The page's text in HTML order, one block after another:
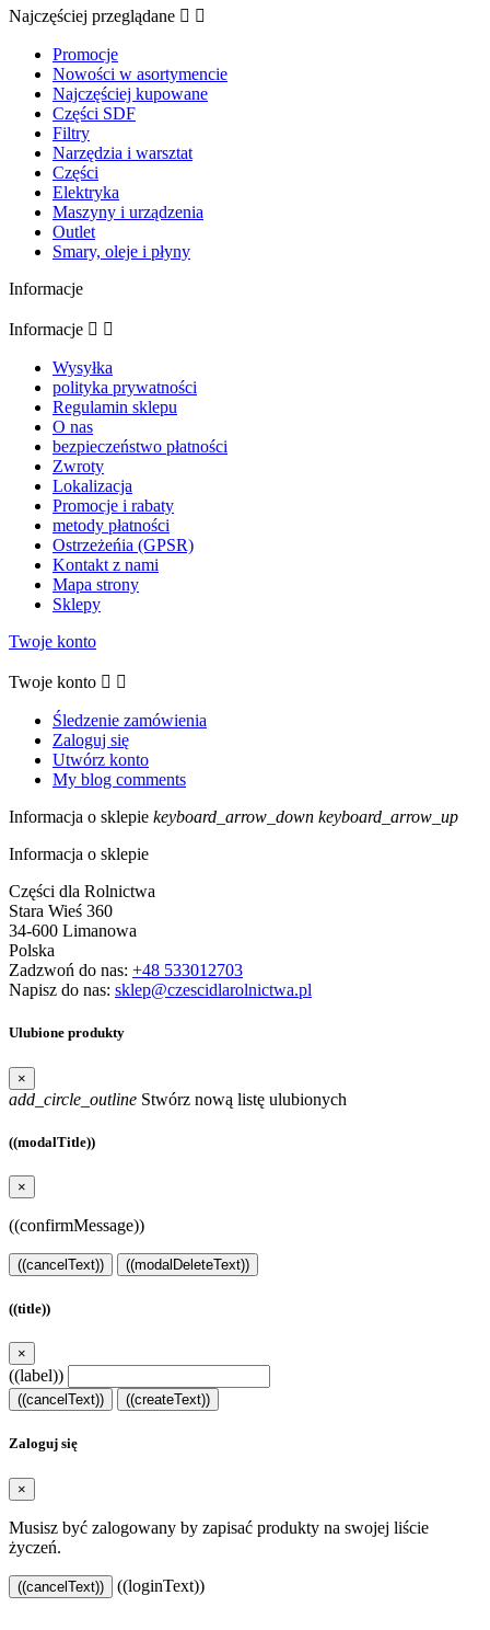
Najczęściej przeglądane  
Promocje
Nowości w asortymencie
Najczęściej kupowane
Części SDF
Filtry
Narzędzia i warsztat
Części
Elektryka
Maszyny i urządzenia
Outlet
Smary, oleje i płyny
Informacje
Informacje  
Wysyłka
polityka prywatności
Regulamin sklepu
O nas
bezpieczeństwo płatności
Zwroty
Lokalizacja
Promocje i rabaty
metody płatności
Ostrzeżeńia (GPSR)
Kontakt z nami
Mapa strony
Sklepy
Twoje konto
Twoje konto  
Śledzenie zamówienia
Zaloguj się
Utwórz konto
My blog comments
Informacja o sklepie keyboard_arrow_down keyboard_arrow_up
Informacja o sklepie
Części dla Rolnictwa
Stara Wieś 360
34-600 Limanowa
Polska
Zadzwoń do nas: +48 533012703
Napisz do nas: sklep@czescidlarolnictwa.pl
Ulubione produkty
×
add_circle_outline Stwórz nową listę ulubionych
((modalTitle))
×
((confirmMessage))
((cancelText)) ((modalDeleteText))
((title))
×
((label))
((cancelText)) ((createText))
Zaloguj się
×
Musisz być zalogowany by zapisać produkty na swojej liście
życzeń.
((cancelText)) ((loginText))